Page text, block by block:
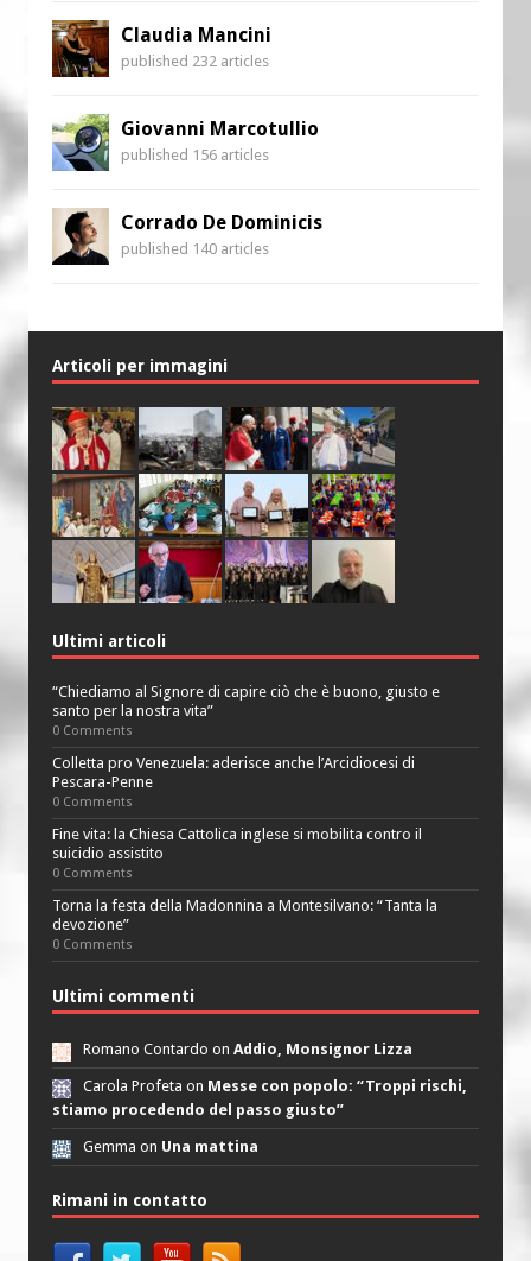
Claudia Mancini
published 232 articles
Giovanni Marcotullio
published 156 articles
Corrado De Dominicis
published 140 articles
Articoli per immagini
Ultimi articoli
“Chiediamo al Signore di capire ciò che è buono, giusto e
santo per la nostra vita”
0 Comments
Colletta pro Venezuela: aderisce anche l’Arcidiocesi di
Pescara-Penne
0 Comments
Fine vita: la Chiesa Cattolica inglese si mobilita contro il
suicidio assistito
0 Comments
Torna la festa della Madonnina a Montesilvano: “Tanta la
devozione”
0 Comments
Ultimi commenti
Romano Contardo on Addio, Monsignor Lizza
Carola Profeta on Messe con popolo: “Troppi rischi,
stiamo procedendo del passo giusto”
Gemma on Una mattina
Rimani in contatto